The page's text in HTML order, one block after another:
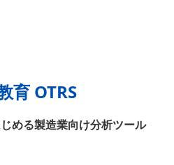
育 OTRS
める製造業向け分析ツール